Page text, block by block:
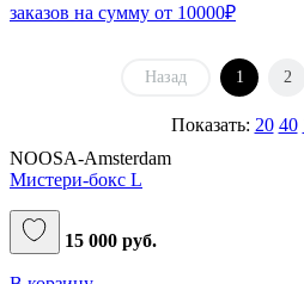
заказов на сумму от 10000₽
Назад 1 2
Показать: 20 40
NOOSA-Amsterdam
Мистери-бокс L
15 000 руб.